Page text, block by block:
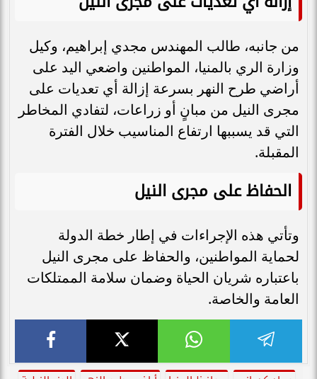
من جانبه، طالب المهندس مجدي إبراهيم، وكيل
وزارة الري بالمنيا، المواطنين واضعي اليد على
أراضي طرح النهر بسرعة إزالة أي تعديات على
مجرى النيل من مبانٍ أو زراعات، لتفادي المخاطر
التي قد يسببها ارتفاع المناسيب خلال الفترة
المقبلة.
الحفاظ على مجرى النيل
وتأتي هذه الإجراءات في إطار خطة الدولة
لحماية المواطنين، والحفاظ على مجرى النيل
باعتباره شريان الحياة وضمان سلامة الممتلكات
العامة والخاصة.